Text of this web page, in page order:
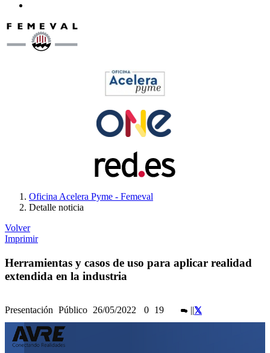
Oficina Acelera Pyme - Femeval
Detalle noticia
Volver
Imprimir
Herramientas y casos de uso para aplicar realidad
extendida en la industria
Presentación Público 26/05/2022 0 19 ||